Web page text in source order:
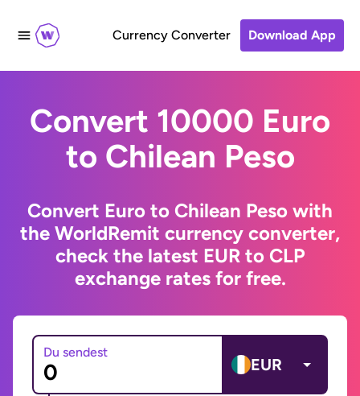
Currency Converter Download App
Convert 10000 Euro
to Chilean Peso
Convert Euro to Chilean Peso with
the WorldRemit currency converter,
check the latest EUR to CLP
exchange rates for free.
Du sendest
EUR